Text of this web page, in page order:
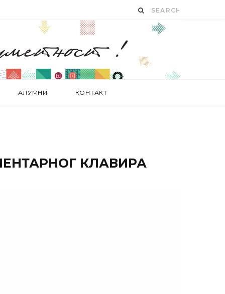
АЛУМНИ КОНТАКТ
КЛАВИРА